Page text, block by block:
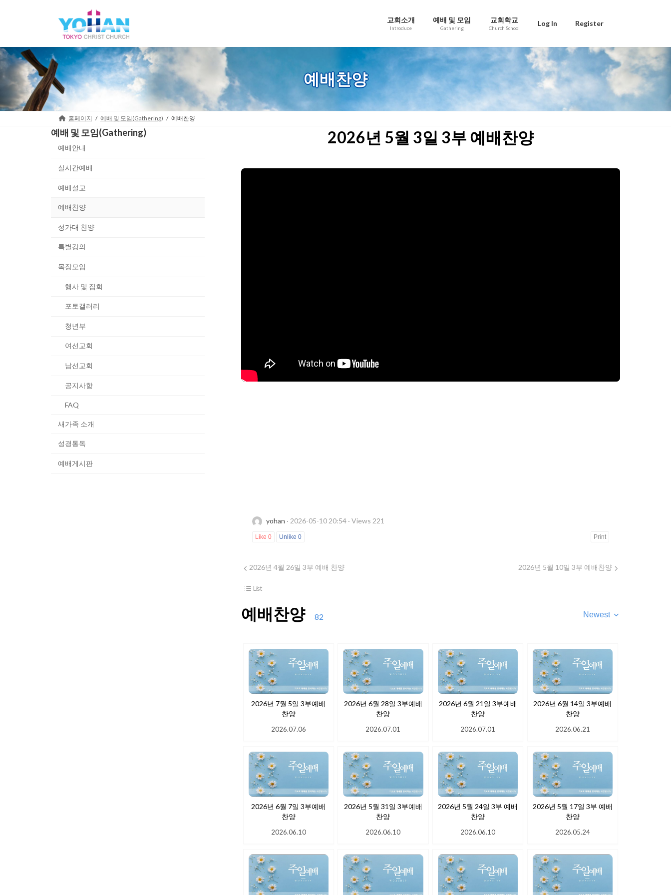
교회소개
Introduce
예배 및 모임
Gathering
교회학교
Church School
Log In Register
예배찬양
홈페이지 예배 및 모임(Gathering) 예배찬양
2026년 5월 3일 3부 예배찬양
yohan · 2026-05-10 20:54 · Views 221
Like 0 Unlike 0 Print
2026년 4월 26일 3부 예배 찬양 2026년 5월 10일 3부 예배찬양
List
예배찬양 82 Newest
2026년 7월 5일 3부예배
찬양
2026.07.06
2026년 6월 28일 3부예배
찬양
2026.07.01
2026년 6월 21일 3부예배
찬양
2026.07.01
2026년 6월 14일 3부예배
찬양
2026.06.21
2026년 6월 7일 3부예배
찬양
2026.06.10
2026년 5월 31일 3부예배
찬양
2026.06.10
2026년 5월 24일 3부 예배
찬양
2026.06.10
2026년 5월 17일 3부 예배
찬양
2026.05.24
예배 및 모임(Gathering)
예배안내
실시간예배
예배설교
예배찬양
성가대 찬양
특별강의
목장모임
행사 및 집회
포토갤러리
청년부
여선교회
남선교회
공지사항
FAQ
새가족 소개
성경통독
예배게시판